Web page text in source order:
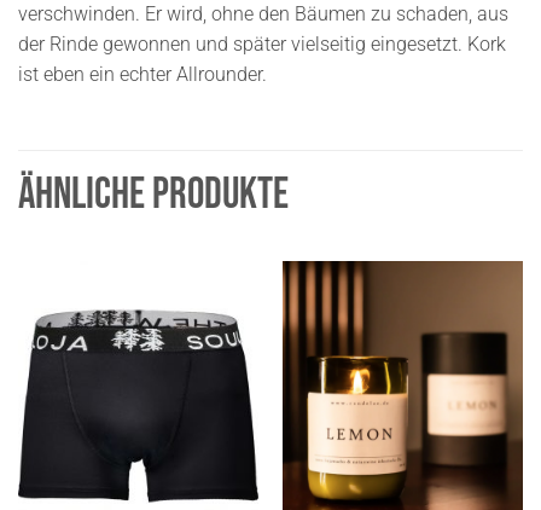
verschwinden. Er wird, ohne den Bäumen zu schaden, aus
der Rinde gewonnen und später vielseitig eingesetzt. Kork
ist eben ein echter Allrounder.
ÄHNLICHE PRODUKTE